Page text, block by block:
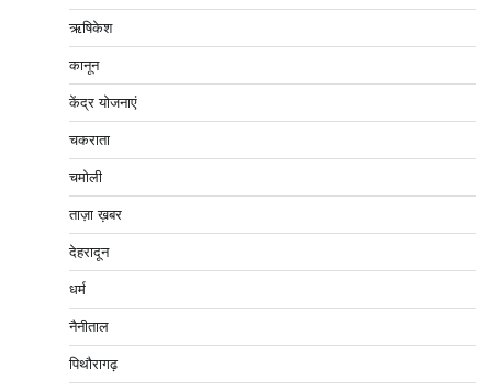
ऋषिकेश
कानून
केंद्र योजनाएं
चकराता
चमोली
ताज़ा ख़बर
देहरादून
धर्म
नैनीताल
पिथौरागढ़